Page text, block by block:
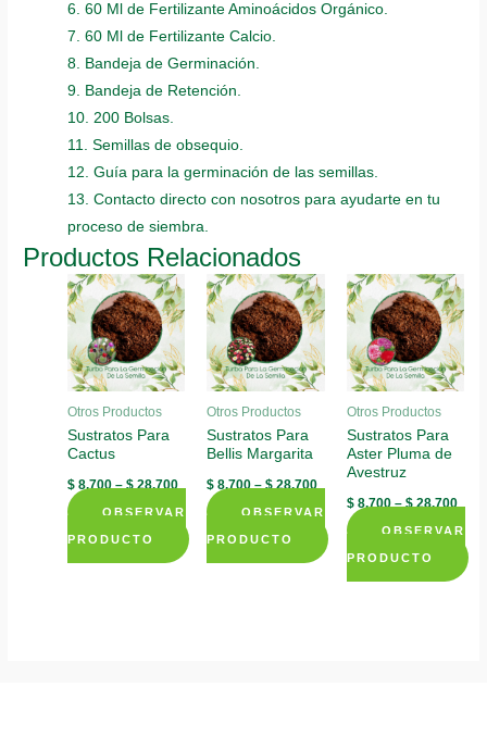
6. 60 Ml de Fertilizante Aminoácidos Orgánico.
7. 60 Ml de Fertilizante Calcio.
8. Bandeja de Germinación.
9. Bandeja de Retención.
10. 200 Bolsas.
11. Semillas de obsequio.
12. Guía para la germinación de las semillas.
13. Contacto directo con nosotros para ayudarte en tu
proceso de siembra.
Productos Relacionados
Otros Productos
Sustratos Para
Cactus
$ 8.700–$28.700
OBSERVAR
PRODUCTO
This
Otros Productos
Sustratos Para
Bellis Margarita
$ 8.700–$28.700
OBSERVAR
PRODUCTO
This
Otros Productos
Sustratos Para
Aster Pluma de
Avestruz
$8.700–$28.700
OBSERVAR
PRODUCTO
This